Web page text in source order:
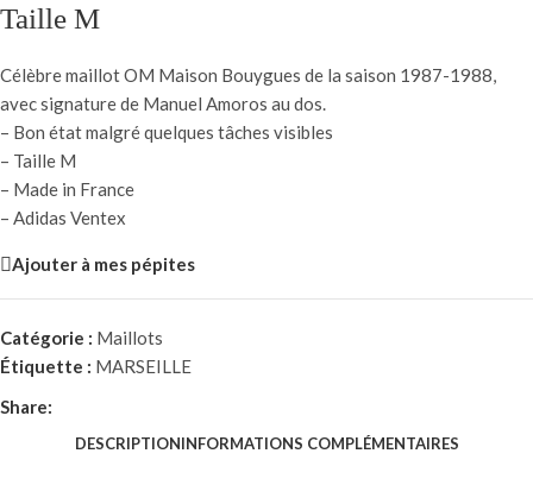
Taille M
Célèbre maillot OM Maison Bouygues de la saison 1987-1988,
avec signature de Manuel Amoros au dos.
– Bon état malgré quelques tâches visibles
– Taille M
– Made in France
– Adidas Ventex
Ajouter à mes pépites
Catégorie : Maillots
Étiquette : MARSEILLE
Share:
DESCRIPTIONINFORMATIONS COMPLÉMENTAIRES